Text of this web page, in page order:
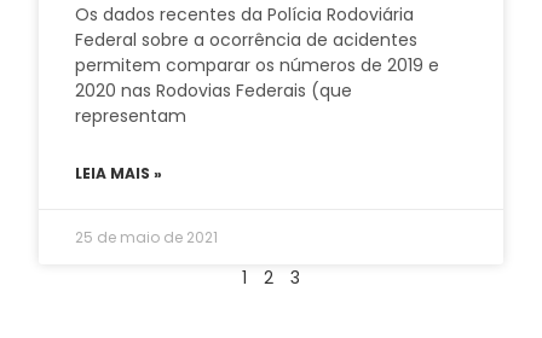
Os dados recentes da Polícia Rodoviária
Federal sobre a ocorrência de acidentes
permitem comparar os números de 2019 e
2020 nas Rodovias Federais (que
representam
LEIA MAIS »
25 de maio de 2021
1 2 3